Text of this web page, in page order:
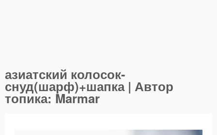
азиатский колосок-
снуд(шарф)+шапка | Автор
топика: Marmar